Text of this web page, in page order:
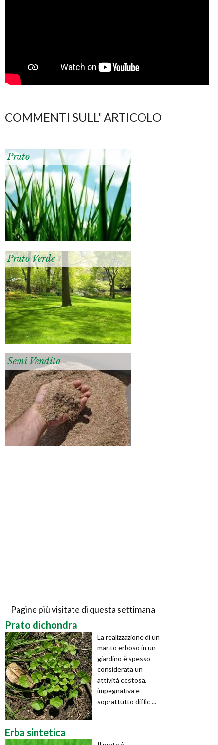
COMMENTI SULL' ARTICOLO
Prato
Prato Verde
Semi Vendita
Pagine più visitate di questa settimana
Prato dichondra
La realizzazione di un
manto erboso in un
giardino è spesso
considerata un
attività costosa,
impegnativa e
soprattutto diffic ...
Erba sintetica